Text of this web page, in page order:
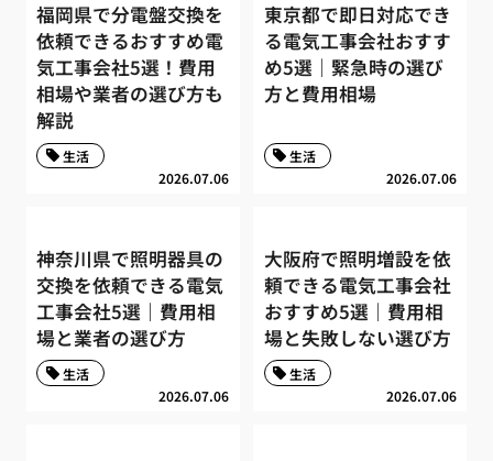
福岡県で分電盤交換を
依頼できるおすすめ電
気工事会社5選！費用
相場や業者の選び方も
解説
2026.07.06
生活
東京都で即日対応でき
る電気工事会社おすす
め5選｜緊急時の選び
方と費用相場
2026.07.06
生活
神奈川県で照明器具の
交換を依頼できる電気
工事会社5選｜費用相
場と業者の選び方
2026.07.06
生活
大阪府で照明増設を依
頼できる電気工事会社
おすすめ5選｜費用相
場と失敗しない選び方
2026.07.06
生活